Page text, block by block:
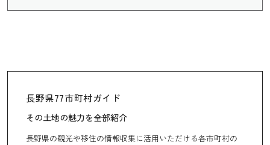
長野県77市町村ガイド
その土地の魅力を全部紹介
長野県の観光や移住の情報収集に活用いただける各市町村の